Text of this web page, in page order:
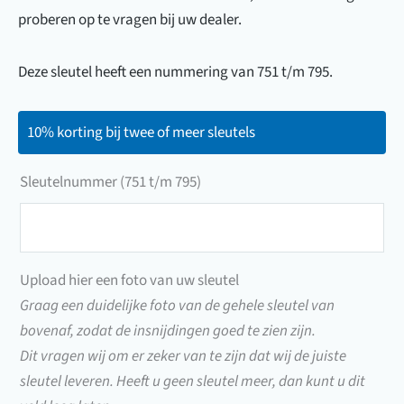
proberen op te vragen bij uw dealer.
Deze sleutel heeft een nummering van 751 t/m 795.
10% korting bij twee of meer sleutels
Sleutelnummer (751 t/m 795)
795)
Upload hier een foto van uw sleutel
Graag een duidelijke foto van de gehele sleutel van
bovenaf, zodat de insnijdingen goed te zien zijn.
Dit vragen wij om er zeker van te zijn dat wij de juiste
sleutel leveren. Heeft u geen sleutel meer, dan kunt u dit